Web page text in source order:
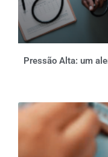
Pressão Alta: um